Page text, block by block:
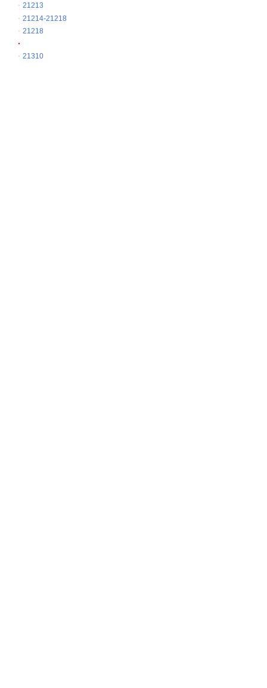
21213
21214-21218
21218
21310